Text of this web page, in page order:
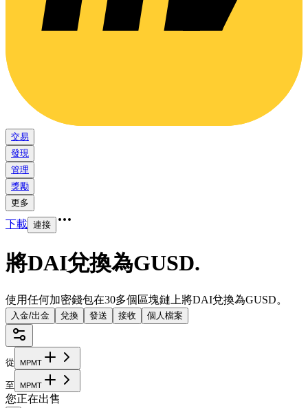
交易
發現
管理
獎勵
更多
下載 連接
將DAI兌換為GUSD.
使用任何加密錢包在30多個區塊鏈上將DAI兌換為GUSD。
入金/出金 兌換 發送 接收 個人檔案
從 MPMT
至 MPMT
您正在出售